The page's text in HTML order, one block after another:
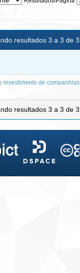
resultados 3 a 3 de 3
investimento de companhias
resultados 3 a 3 de 3